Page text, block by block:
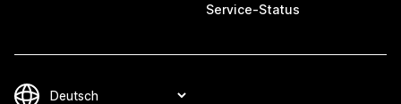
Service-Status